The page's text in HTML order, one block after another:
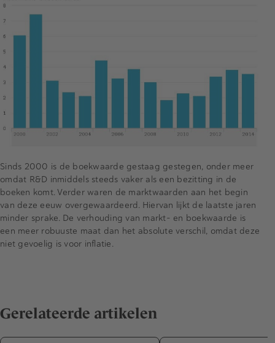
Sinds 2000 is de boekwaarde gestaag gestegen, onder meer
omdat R&D inmiddels steeds vaker als een bezitting in de
boeken komt. Verder waren de marktwaarden aan het begin
van deze eeuw overgewaardeerd. Hiervan lijkt de laatste jaren
minder sprake. De verhouding van markt- en boekwaarde is
een meer robuuste maat dan het absolute verschil, omdat deze
niet gevoelig is voor inflatie.
Gerelateerde artikelen